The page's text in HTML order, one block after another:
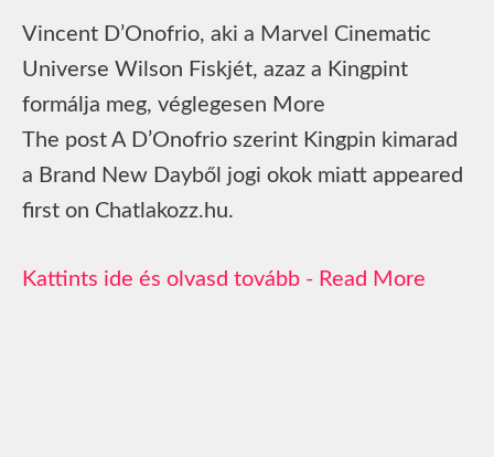
Vincent D’Onofrio, aki a Marvel Cinematic
Universe Wilson Fiskjét, azaz a Kingpint
formálja meg, véglegesen More
The post A D’Onofrio szerint Kingpin kimarad
a Brand New Dayből jogi okok miatt appeared
first on Chatlakozz.hu.
Read More